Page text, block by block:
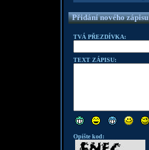
Přidání nového zápisu
TVÁ PŘEZDÍVKA:
TEXT ZÁPISU:
Opište kod: